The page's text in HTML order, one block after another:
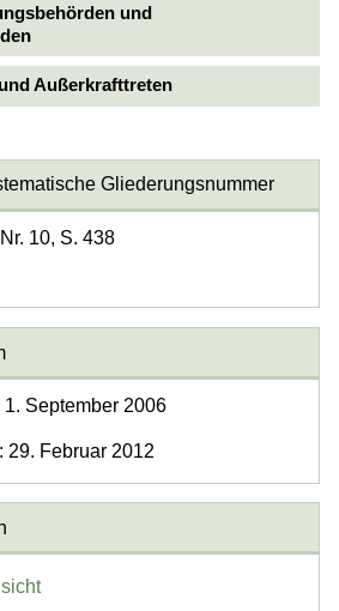
und
Außerkrafttreten
Gliederungsnummer
10, S. 438
September 2006
29. Februar 2012